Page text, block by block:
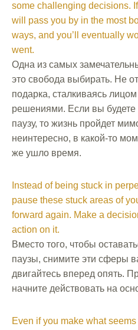
some challenging decisions.
will pass you by in the most
ways, and you’ll eventually
went.
Одна из самых
это свобода выбирать. Не
подарка, сталкиваясь
решениями. Если вы
паузу, то жизнь пройдет
неинтересно, в какой-то
же ушло время.
Instead of being stuck in
pause these stuck areas of
forward again. Make a
action on it.
Вместо того, чтобы
паузы, снимите эти сферы
двигайтесь вперед опять.
начните действовать на
Even if you make what